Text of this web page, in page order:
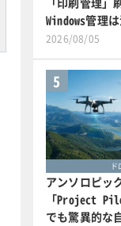
Windows管理
2026/08/05
5
ド
アンソロピッ
「Project
でも驚異的な